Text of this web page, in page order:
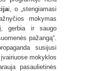
i, o „stengiamasi
mokymas
gerbia ir saugo
pažangą“.
susijusi
mokyklos
pasaulietinės